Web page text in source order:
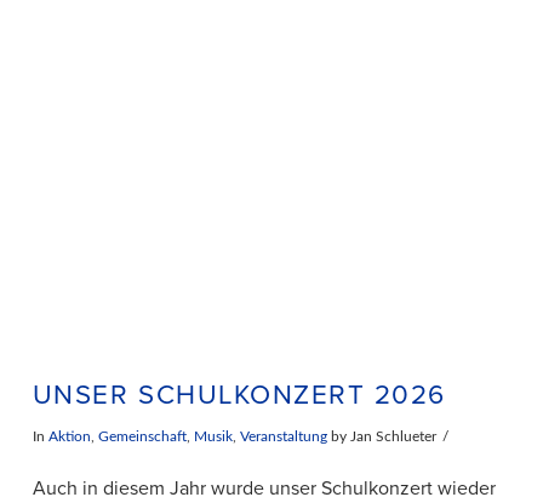
UNSER SCHULKONZERT 2026
In Aktion Gemeinschaft, Musik, Veranstaltungby Jan Schlueter
Auch in diesem Jahr wurde unser Schulkonzert wieder